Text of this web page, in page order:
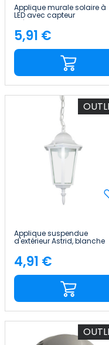
Applique murale solaire à
LED avec capteur
crépusculaire et de
mouvement, noire, 7 500 K,
20 000 h 7hSevenOn
Price
5,91 €
Applique suspendue
d'extérieur Astrid, blanche
Price
4,91 €